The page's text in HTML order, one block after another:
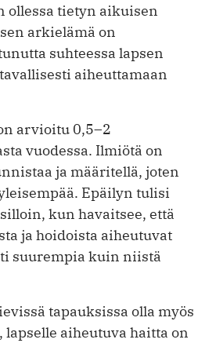
ollessa tietyn aikuisen
arkielämä on
suhteessa lapsen
aiheuttamaan
arvioitu 0,5–2
vuodessa. Ilmiötä on
ja määritellä, joten
Epäilyn tulisi
kun havaitsee, että
ja hoidoista aiheutuvat
suurempia kuin niistä
tapauksissa olla myös
aiheutuva haitta on